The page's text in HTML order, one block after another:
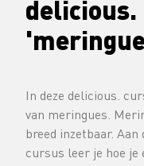
delicious.
In deze delicious.
van meringues.
breed inzetbaar. Aan
cursus leer je hoe je